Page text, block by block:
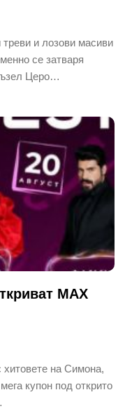
и лозови масиви
се затваря
Церо…
MAX
хитовете на Симона,
купон под открито